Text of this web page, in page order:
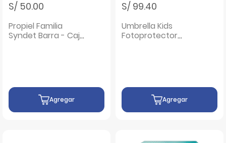
S/ 50.00
Propiel Familia
Syndet Barra - Caja
Agregar
S/ 99.40
Umbrella Kids
Fotoprotector
Agregar